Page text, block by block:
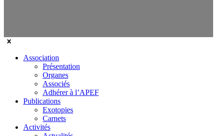
Association
Présentation
Organes
Associés
Adhérer à l’APEF
Publications
Exotopies
Carnets
Activités